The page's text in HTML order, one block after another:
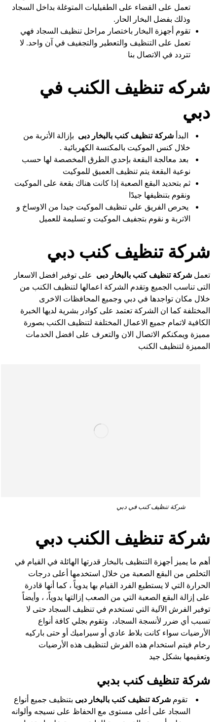
تعمل على القضاء على الطفيليات المتوغلة بداخل السجاد
وذلك بفضل البخار الحار.
تقوم أجهزة البخار باختصار مراحل تنظيف السجاد فهي
تعمل على التنظيف والتعطير والتجفيف في آن واحد. لا
تتردد في الاتصال بنا
شركه تنظيف الكنب في
دبي
البدأشركة تنظيف كنب بالبخاردبى بإزالة اﻷتربة من
خلال كنس الموكيت بالمكنسة الكهربائية .
بعد معالجة البقعة بإحدي الطرق المخصصة لها حسب
نوعية البقعة يتم تنظيف العميق للموكيت
ثم بتحديد البقع الصعبة إذا كانت هناك بقعة على الموكيت
ونقوم بتنظيفها جيدًا
يحرص الفريق علي تنظيف الموكيت جيدا من الاوساخ و
الاتربة و نقوم بتجفيف الموكيت و تسليمة للعميل
شركة تنظيف كنب دبي
تعملشركة تنظيف كنب بالبخار دبى على توفير افضل الاسعار
التى تناسب الجميع وتقدم الشركة اعمالها لتنظيف الكنب من
خلال مكان تواجدها في دبي وجميع المحافظات الاخرى
المختلفة كما ان الشركة تعتمد على كوادر بشرية لديها الخبرة
الكافية لاتمام جميع الاعمال المختلفة لتنظيف الكنب بصورة
مميزة ويمكنكم الاتصال الان والتعرف على افضل الخدمات
المميزة لتنظيف الكنب
شركة تنظيف كنب في دبي
شركة تنظيف الكنب دبي
أهم ما يميز أجهزة التنظيف بالبخار قدرتها الهائلة في القيام في
التخلص من البقع الصعبة من خلال استخدمها أعلى درجات
الحرارة التي لا يستطيع الفرد القيام بها يدوياً ، كما أنها قادرة
على إزالة البقع الصعبة التي من الصعب إزالتها يدوياً، ، وأيضاً
توفير الفرش الآلية التي تستخدم في تنظيف السجاد حتى لا
تسبب أي ضرر لأنسجة السجاد، وتقوم بجلي كافة أنواع
الأرضيات سواء كانت بلاط عادي أو سيراميك أو حتى باركيه
رخام فيتم استخدام هذه الفرش لتنظيف هذه الأرضيات
وتعقيمها بشكل جيد
شركة تنظيف كنب بدبي
تقوم شركة تنظيف كنب بالبخار دبى بتنظيف جميع أنواع
السجاد على أعلى مستوى مع الحفاظ على نسيجه وألوانه